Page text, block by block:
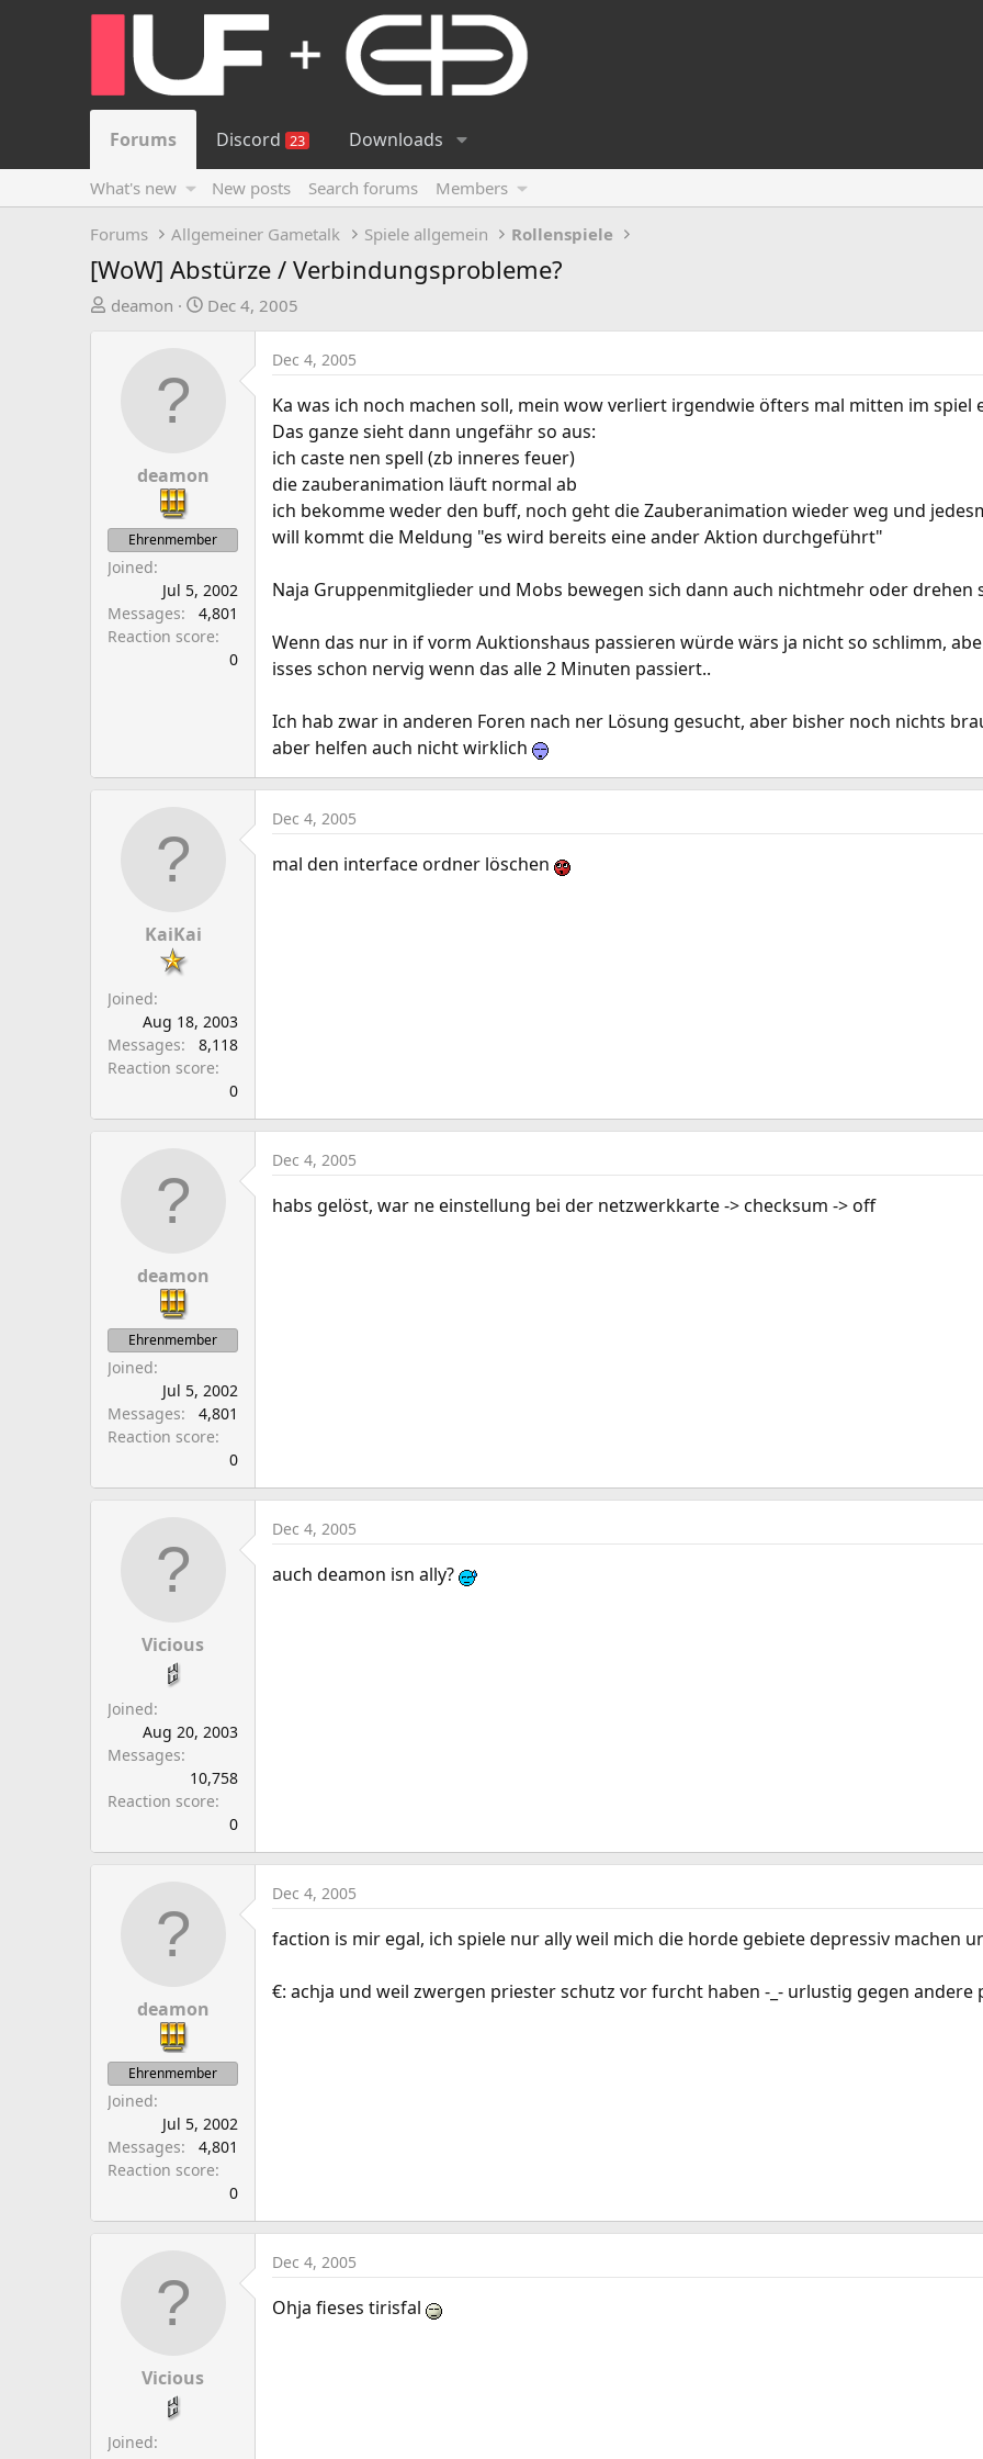
Forums Discord 23 Downloads
What's new New posts Search forums Members
Forums Allgemeiner Gametalk Spiele allgemein Rollenspiele
[WoW] Abstürze / Verbindungsprobleme?
T
e
deamon
S
t
Dec 4, 2005
deamon
Ehrenmember
Joined
Jul 5, 2002
Messages
4,801
Reaction score
0
Dec 4, 2005
Ka was ich noch machen soll, mein wow verliert irgendwie öfters mal mitten im spiel
Das ganze sieht dann ungefähr so aus:
ich caste nen spell (zb inneres feuer)
die zauberanimation läuft normal ab
ich bekomme weder den buff, noch geht die Zauberanimation wieder weg und
will kommt die Meldung "es wird bereits eine ander Aktion durchgeführt"
Naja Gruppenmitglieder und Mobs bewegen sich dann auch nichtmehr oder
Wenn das nur in if vorm Auktionshaus passieren würde wärs ja nicht so schlimm,
isses schon nervig wenn das alle 2 Minuten passiert..
Ich hab zwar in anderen Foren nach ner Lösung gesucht, aber bisher noch nichts
aber helfen auch nicht wirklich
KaiKai
Joined
Aug 18, 2003
Messages
8,118
Reaction score
0
Dec 4, 2005
mal den interface ordner löschen
deamon
Ehrenmember
Joined
Jul 5, 2002
Messages
4,801
Reaction score
0
Dec 4, 2005
habs gelöst, war ne einstellung bei der netzwerkkarte -> checksum -> off
Vicious
Joined
Aug 20, 2003
Messages
10,758
Reaction score
0
Dec 4, 2005
auch deamon isn ally?
deamon
Ehrenmember
Joined
Jul 5, 2002
Messages
4,801
Reaction score
0
Dec 4, 2005
faction is mir egal, ich spiele nur ally weil mich die horde gebiete depressiv machen
€: achja und weil zwergen priester schutz vor furcht haben -_- urlustig gegen
Vicious
Joined
Dec 4, 2005
Ohja fieses tirisfal